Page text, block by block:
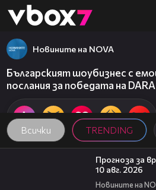
👾
Всички TRENDING
Новините на NOVA
Българският шоубизнес с
послания за победата на DARA
01:53
Прогноза за
10 авг. 2026
Новините на